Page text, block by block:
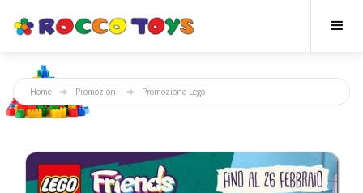
Home Promozioni Promozione Lego